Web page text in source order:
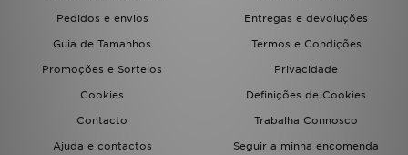
Pedidos e envios
Entregas e devoluções
Guia de Tamanhos
Termos e Condições
Promoções e Sorteios
Privacidade
Cookies
Definições de Cookies
Contacto
Trabalha Connosco
Ajuda e contactos
Seguir a minha encomenda